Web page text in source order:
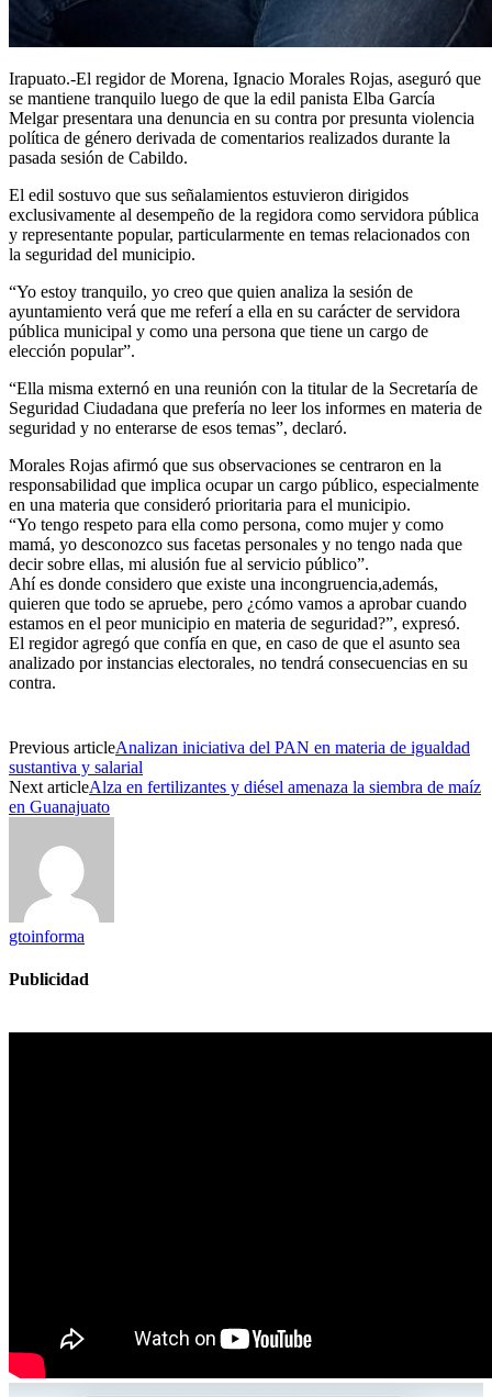
Irapuato.-El regidor de Morena, Ignacio Morales Rojas, aseguró que
se mantiene tranquilo luego de que la edil panista Elba García
Melgar presentara una denuncia en su contra por presunta violencia
política de género derivada de comentarios realizados durante la
pasada sesión de Cabildo.
El edil sostuvo que sus señalamientos estuvieron dirigidos
exclusivamente al desempeño de la regidora como servidora pública
y representante popular, particularmente en temas relacionados con
la seguridad del municipio.
“Yo estoy tranquilo, yo creo que quien analiza la sesión de
ayuntamiento verá que me referí a ella en su carácter de servidora
pública municipal y como una persona que tiene un cargo de
elección popular”.
“Ella misma externó en una reunión con la titular de la Secretaría de
Seguridad Ciudadana que prefería no leer los informes en materia de
seguridad y no enterarse de esos temas”, declaró.
Morales Rojas afirmó que sus observaciones se centraron en la
responsabilidad que implica ocupar un cargo público, especialmente
en una materia que consideró prioritaria para el municipio.
“Yo tengo respeto para ella como persona, como mujer y como
mamá, yo desconozco sus facetas personales y no tengo nada que
decir sobre ellas, mi alusión fue al servicio público”.
Ahí es donde considero que existe una incongruencia,además,
quieren que todo se apruebe, pero ¿cómo vamos a aprobar cuando
estamos en el peor municipio en materia de seguridad?”, expresó.
El regidor agregó que confía en que, en caso de que el asunto sea
analizado por instancias electorales, no tendrá consecuencias en su
contra.
Previous articleAnalizan iniciativa del PAN en materia de igualdad
sustantiva y salarial
Next articleAlza en fertilizantes y diésel amenaza la siembra de maíz
en Guanajuato
gtoinforma
Publicidad